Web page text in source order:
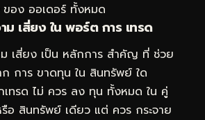
อง ออเดอร์ ทั้งหมด
ม เสี่ยง ใน พอร์ต การ เทรด
ม เสี่ยง เป็น หลักการ สำคัญ ที่ ช่วย
การ ขาดทุน ใน สินทรัพย์ ใด
ทรด ไม่ ควร ลง ทุน ทั้งหมด ใน คู่
อ สินทรัพย์ เดียว แต่ ควร กระจาย